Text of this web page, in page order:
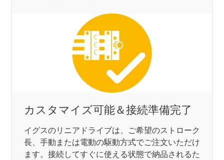
カスタマイズ可能＆接続準備完了
イグスのリニアドライブは、ご希望のストローク
長、手動または電動の駆動方式でご注文いただけ
ます。接続してすぐに使える状態で納品されるた